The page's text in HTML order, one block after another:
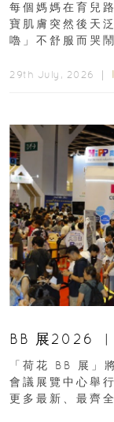
每個媽媽在育兒
寶肌膚突然後天
嚕」不舒服而哭
29th July, 2026 ｜
BB 展2026 ︳
「荷花 BB 展
會議展覽中心舉
更多最新、最齊